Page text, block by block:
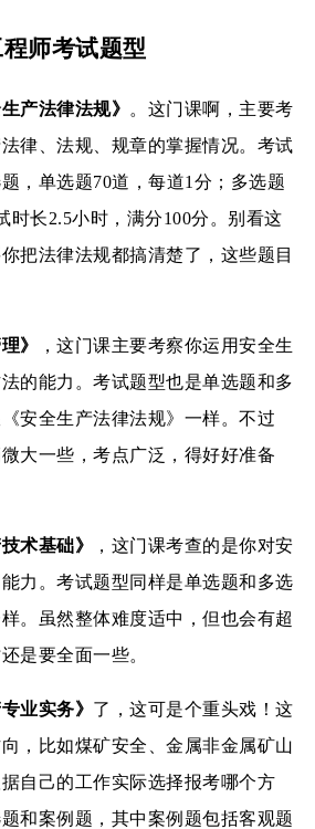
师考试题型
生产法律法规》 。这门课啊，主要考
律、法规、规章的掌握情况。考试
，单选题70道，每道1分；多选题
时长2.5小时，满分100分。别看这
把法律法规都搞清楚了，这些题目
》
，这门课主要考察你运用安全生
的能力。考试题型也是单选题和多
安全生产法律法规》一样。不过
大一些，考点广泛，得好好准备
术基础》
，这门课考查的是你对安
力。考试题型同样是单选题和多选
。虽然整体难度适中，但也会有超
是要全面一些。
业实务》 了，这可是个重头戏！这
，比如煤矿安全、金属非金属矿山
自己的工作实际选择报考哪个方
和案例题，其中案例题包括客观题